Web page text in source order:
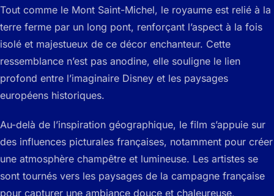
Tout comme le Mont Saint-Michel, le royaume est relié à la
terre ferme par un long pont, renforçant l’aspect à la fois
isolé et majestueux de ce décor enchanteur. Cette
ressemblance n’est pas anodine, elle souligne le lien
profond entre l’imaginaire Disney et les paysages
européens historiques.
Au-delà de l’inspiration géographique, le film s’appuie sur
des influences picturales françaises, notamment pour créer
une atmosphère champêtre et lumineuse. Les artistes se
sont tournés vers les paysages de la campagne française
pour capturer une ambiance douce et chaleureuse,